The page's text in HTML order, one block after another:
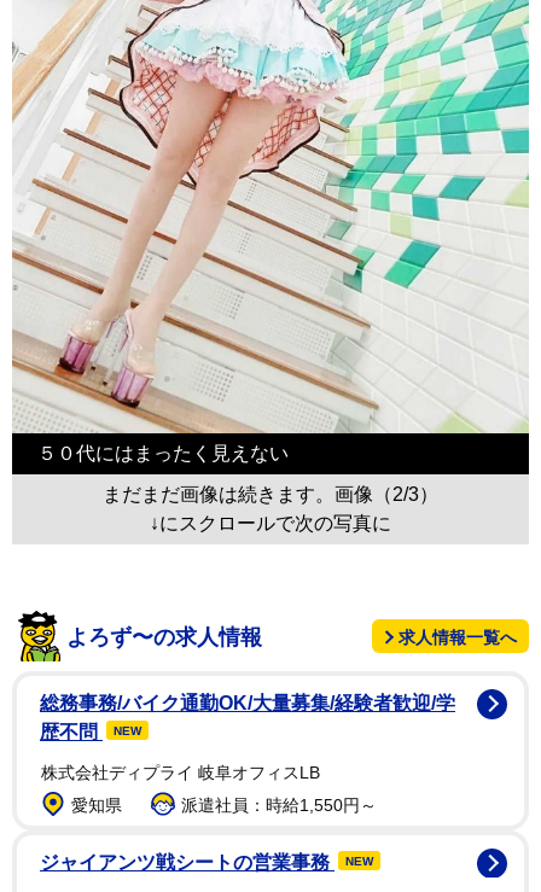
５０代にはまったく見えない
まだまだ画像は続きます。画像（2/3）
↓にスクロールで次の写真に
よろず〜の求人情報 求人情報一覧へ
総務事務/バイク通勤OK/大量募集/経験者歓迎/学
歴不問
NEW
株式会社ディプライ 岐阜オフィスLB
愛知県
派遣社員：時給1,550円～
ジャイアンツ戦シートの営業事務 NEW